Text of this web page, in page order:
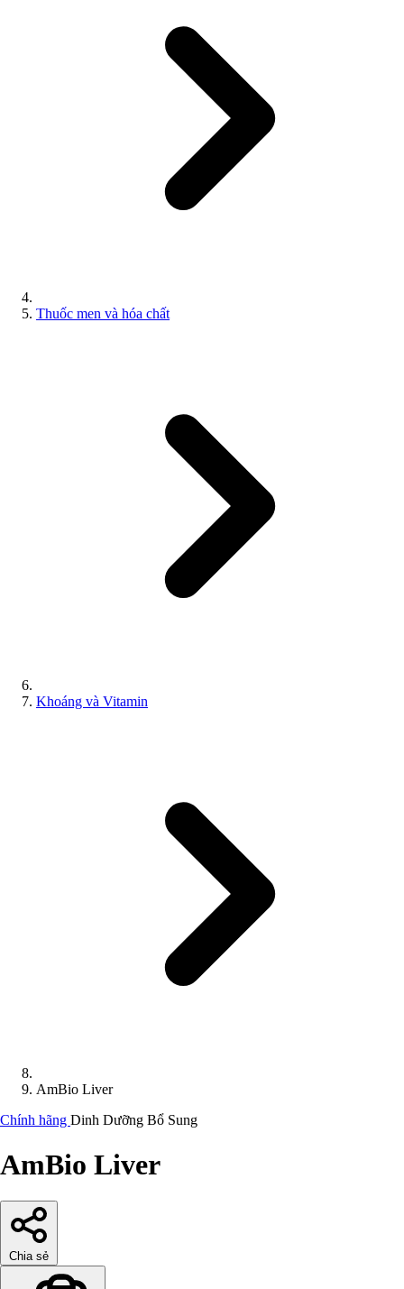
Thuốc men và hóa chất
Khoáng và Vitamin
AmBio Liver
Chính hãng Dinh Dưỡng Bổ Sung
AmBio Liver
Chia sẻ